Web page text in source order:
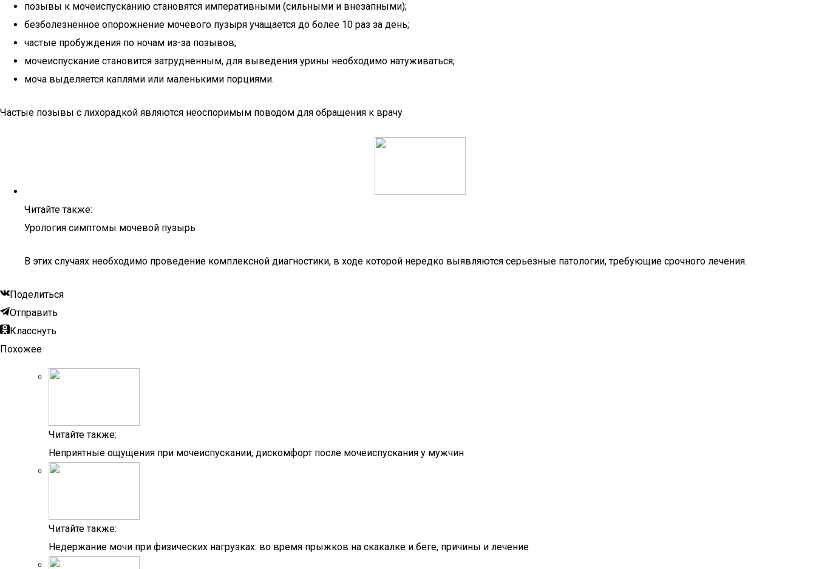
позывы к мочеиспусканию становятся императивными (сильными и внезапными);
безболезненное опорожнение мочевого пузыря учащается до более 10 раз за день;
частые пробуждения по ночам из-за позывов;
мочеиспускание становится затрудненным, для выведения урины необходимо натуживаться;
моча выделяется каплями или маленькими порциями.
Частые позывы с лихорадкой являются неоспоримым поводом для обращения к врачу
Читайте также:
Урология симптомы мочевой пузырь
В этих случаях необходимо проведение комплексной диагностики, в ходе которой нередко выявляются серьезные патологии, требующие срочного лечения.
Поделиться
Отправить
Класснуть
Похожее
Читайте также:
Неприятные ощущения при мочеиспускании, дискомфорт после мочеиспускания у мужчин
Читайте также:
Недержание мочи при физических нагрузках: во время прыжков на скакалке и беге, причины и лечение